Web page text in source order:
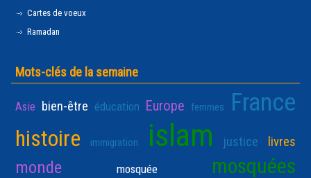
Cartes de voeux
Ramadan
Mots-clés de la semaine
Asie bien-être éducation Europe femmes France
histoire immigration islam justice livres
monde mosquée mosquées